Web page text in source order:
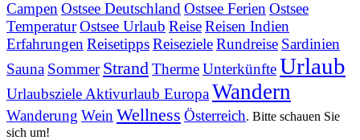
Campen Ostsee Deutschland Ostsee Ferien Ostsee
TemperaturOstsee Urlaub ReiseReisen Indien
Erfahrungen ReisetippsReisezieleRundreise Sardinien
Sauna Sommer StrandThermeUnterkünfteUrlaub
Urlaubsziele Aktivurlaub EuropaWandern
Wanderung Wein Wellness Österreich. Bitte schauen Sie
sich um!